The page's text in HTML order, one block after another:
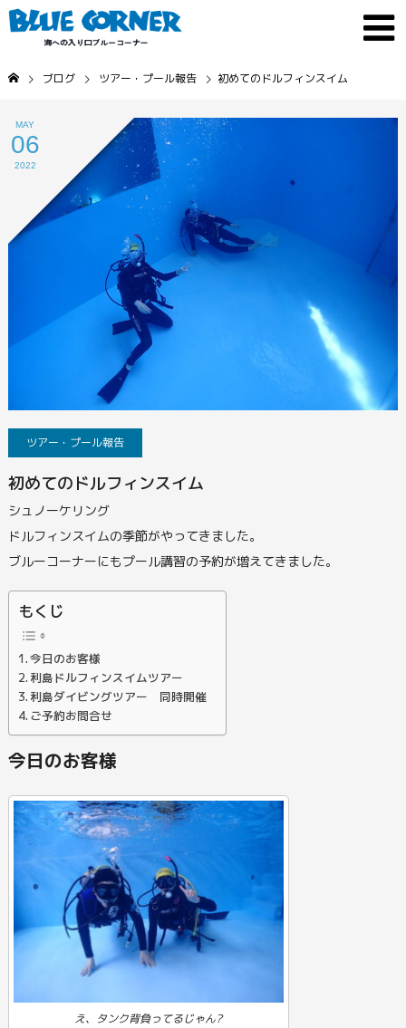
ブログ ツアー・プール報告 初めてのドルフィンスイム
MAY
06
2022
ツアー・プール報告
初めてのドルフィンスイム
シュノーケリング
ドルフィンスイムの季節がやってきました。
ブルーコーナーにもプール講習の予約が増えてきました。
もくじ
今日のお客様
利島ドルフィンスイムツアー
利島ダイビングツアー 同時開催
ご予約お問合せ
今日のお客様
え、タンク背負ってるじゃん?